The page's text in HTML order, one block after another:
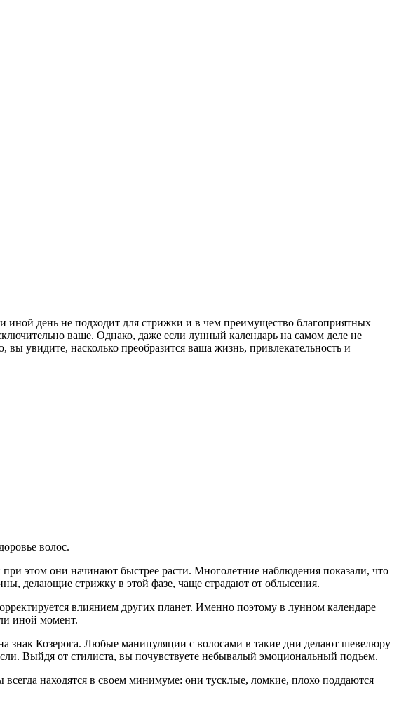
иной день не подходит для стрижки и в чем преимущество благоприятных
ваше. Однако, даже если лунный календарь на самом деле не
увидите, насколько преобразится ваша жизнь, привлекательность и
волос.
этом они начинают быстрее расти. Многолетние наблюдения показали, что
делающие стрижку в этой фазе, чаще страдают от облысения.
влиянием других планет. Именно поэтому в лунном календаре
иной момент.
знак Козерога. Любые манипуляции с волосами в такие дни делают шевелюру
Выйдя от стилиста, вы почувствуете небывалый эмоциональный подъем.
находятся в своем минимуме: они тусклые, ломкие, плохо поддаются